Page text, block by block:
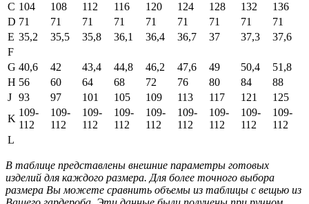
C 104 108 112 116 120 124 128 132
136
D 71 71 71 71 71 71 71 71
71
E 35,2 35,5 35,8 36,1 36,4 36,7 37 37,3
37,6
F
G 40,6 42 43,4 44,8 46,2 47,6 49 50,4
51,8
H 56 60 64 68 72 76 80 84
88
J 93 97 101 105 109 113 117 121
125
K
109-
112
109-
112
109-
112
109-
112
109-
112
109-
112
109-
112
109-
112
109-
112
L
В таблице представлены внешние параметры готовых
изделий для каждого размера. Для более точного выбора
размера Вы можете сравнить объемы из таблицы с вещью из